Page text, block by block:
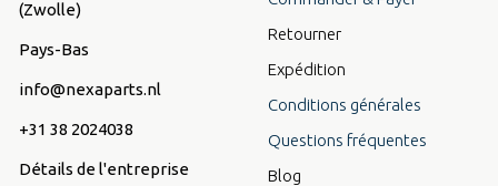
(Zwolle)
Pays-Bas
info@nexaparts.nl
+31 38 2024038
Détails de l'entreprise
Retourner
Expédition
Conditions générales
Questions fréquentes
Blog